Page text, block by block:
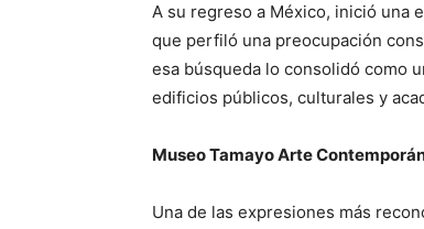
A su regreso a México, inició una
que perfiló una preocupación
esa búsqueda lo consolidó como
edificios públicos, culturales y
Museo Tamayo Arte
Una de las expresiones más